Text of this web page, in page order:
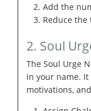
Add the
Reduce
2. Soul
The Soul Urge
in your name.
motivations,